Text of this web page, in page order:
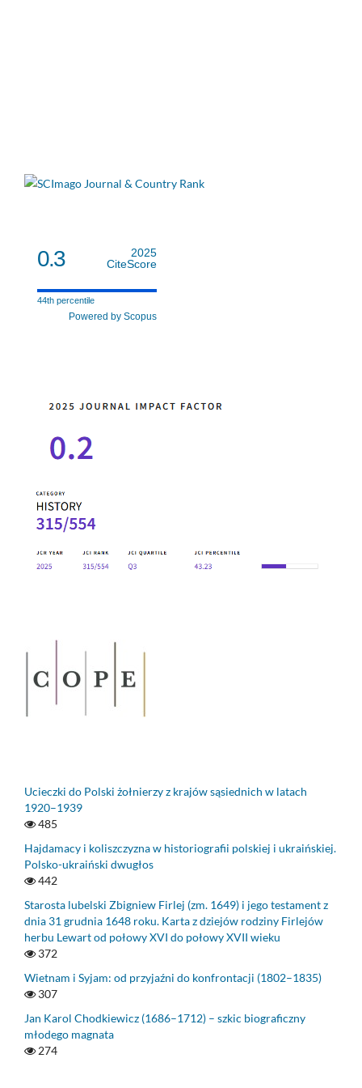
0.3
2025
CiteScore
44th percentile
Powered by Scopus
Ucieczki do Polski żołnierzy z krajów sąsiednich w latach
1920–1939
485
Hajdamacy i koliszczyzna w historiografii polskiej i ukraińskiej.
Polsko-ukraiński dwugłos
442
Starosta lubelski Zbigniew Firlej (zm. 1649) i jego testament z
dnia 31 grudnia 1648 roku. Karta z dziejów rodziny Firlejów
herbu Lewart od połowy XVI do połowy XVII wieku
372
Wietnam i Syjam: od przyjaźni do konfrontacji (1802–1835)
307
Jan Karol Chodkiewicz (1686–1712) – szkic biograficzny
młodego magnata
274